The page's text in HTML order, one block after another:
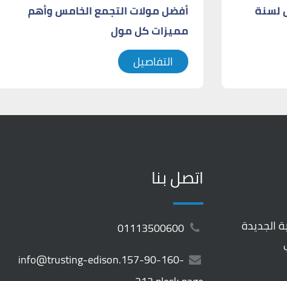
لسنة
أفضل مولات التجمع الخامس وأهم
مميزات كل مول
التفاصيل
الجديدة
اتصل بنا
info@trusting-edison.157-90-160-